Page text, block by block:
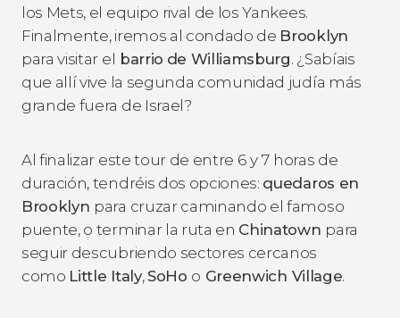
los Mets, el equipo rival de los Yankees.
Finalmente, iremos al condado de Brooklyn
para visitar el barrio de Williamsburg. ¿Sabíais
que allí vive la segunda comunidad judía más
grande fuera de Israel?
Al finalizar este tour de entre 6 y 7 horas de
duración, tendréis dos opciones: quedaros en
Brooklyn para cruzar caminando el famoso
puente, o terminar la ruta en Chinatown para
seguir descubriendo sectores cercanos
como Little Italy, SoHo o Greenwich Village.